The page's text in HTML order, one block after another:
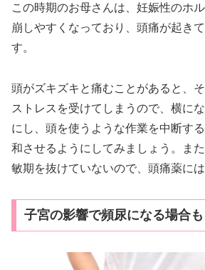
この時期のお母さんは、妊娠性のホ
崩しやすくなっており、頭痛が起き
す。
頭がズキズキと痛むことがあると、
ストレスを受けてしまうので、横に
にし、頭を使うような作業を中断す
和させるようにしてみましょう。ま
敏期を抜けていないので、頭痛薬には
子宮の影響で頻尿になる場合も